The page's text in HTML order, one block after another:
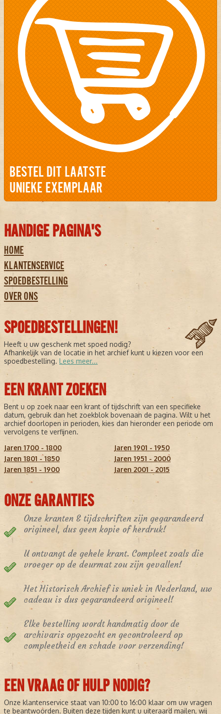
BESTEL DIT LAATSTE
UNIEKE EXEMPLAAR
HANDIGE PAGINA'S
HOME
KLANTENSERVICE
SPOEDBESTELLING
OVER ONS
SPOEDBESTELLINGEN!
Heeft u uw geschenk met spoed nodig?
Afhankelijk van de locatie in het archief kunt u kiezen voor een
spoedbestelling. Lees meer...
EEN KRANT ZOEKEN
Bent u op zoek naar een krant of tijdschrift van een specifieke
datum, gebruik dan het zoekblok bovenaan de pagina. Wilt u het
archief doorlopen in perioden, kies dan hieronder een periode om
vervolgens te verfijnen.
Jaren 1700 - 1800
Jaren 1801 - 1850
Jaren 1851 - 1900
Jaren 1901 - 1950
Jaren 1951 - 2000
Jaren 2001 - 2015
ONZE GARANTIES
Onze kranten & tijdschriften zijn gegarandeerd
origineel, dus geen kopie of herdruk!
U ontvangt de gehele krant. Compleet zoals die
vroeger op de deurmat zou zijn gevallen!
Het Historisch Archief is uniek in Nederland, uw
cadeau is dus gegarandeerd origineel!
Elke bestelling wordt handmatig door de
archivaris opgezocht en gecontroleerd op
compleetheid en schade voor verzending!
EEN VRAAG OF HULP NODIG?
Onze klantenservice staat van 10:00 to 16:00 klaar om uw vragen
te beantwoorden. Buiten deze tijden kunt u uiteraard mailen, wij